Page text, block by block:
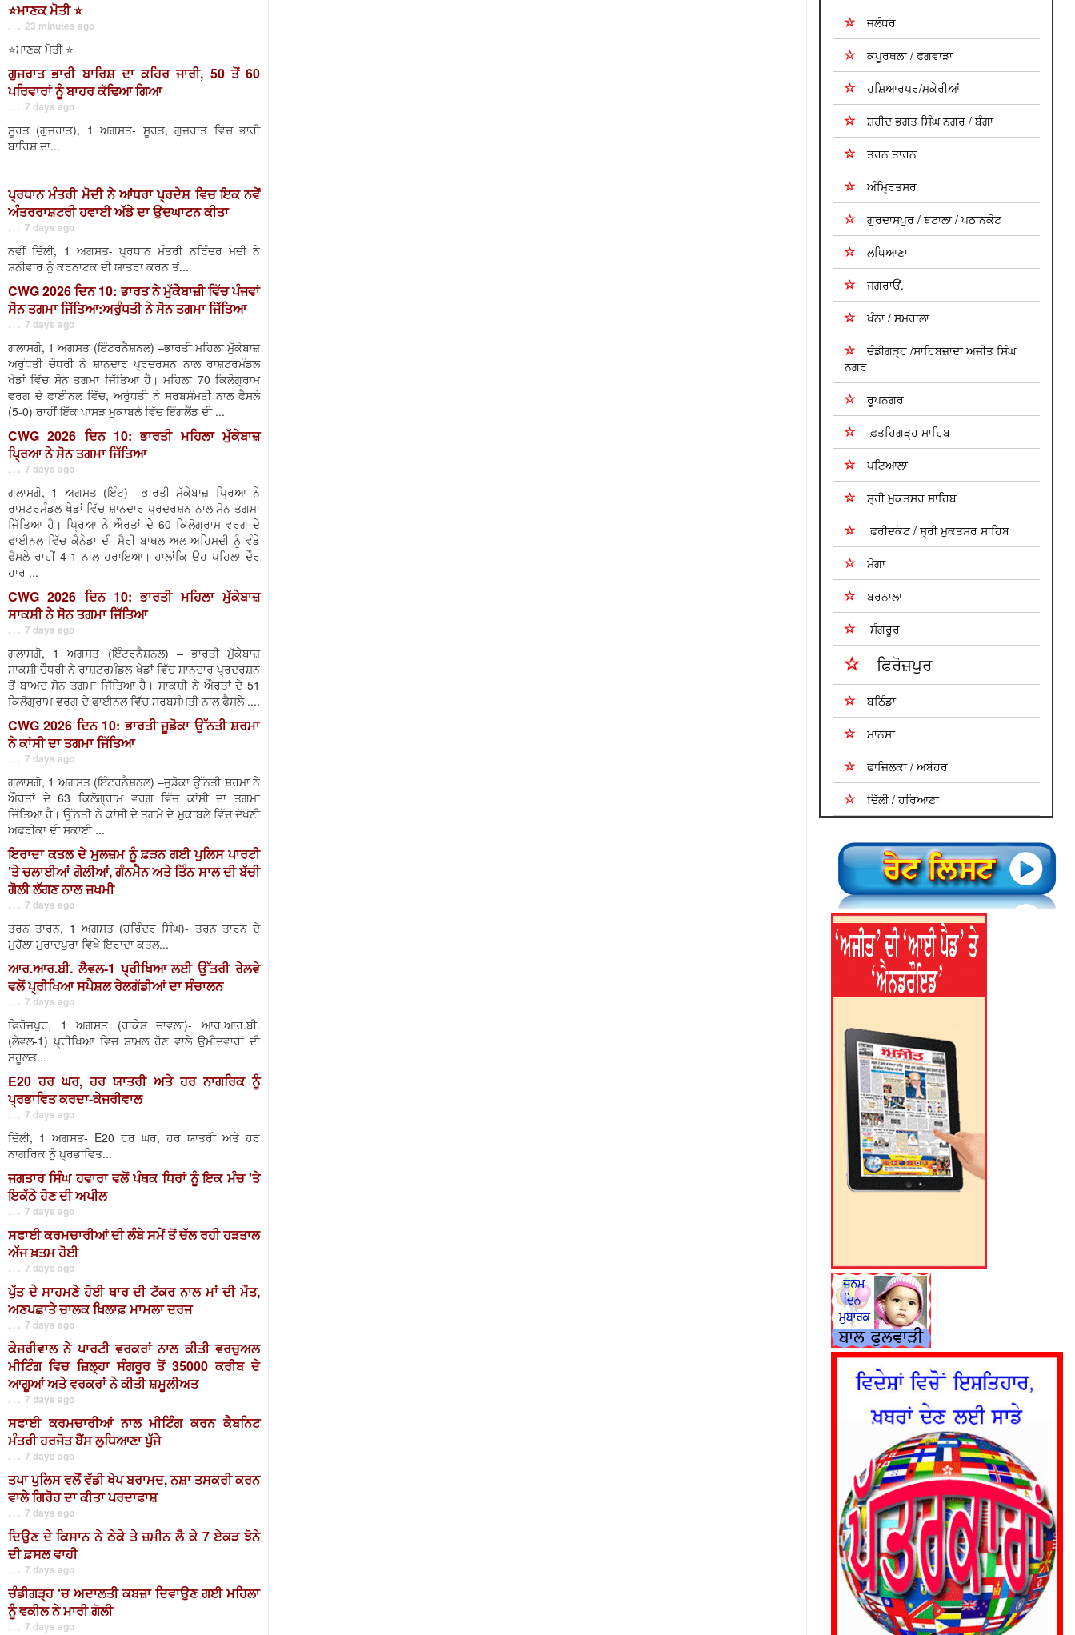
⭐️ਮਾਣਕ ਮੋਤੀ ⭐️
. . . 23 minutes ago
⭐️ਮਾਣਕ ਮੋਤੀ ⭐️
ਗੁਜਰਾਤ ਭਾਰੀ ਬਾਰਿਸ਼ ਦਾ ਕਹਿਰ ਜਾਰੀ, 50 ਤੋਂ 60
ਪਰਿਵਾਰਾਂ ਨੂੰ ਬਾਹਰ ਕੱਢਿਆ ਗਿਆ
. . . 7 days ago
ਸੂਰਤ (ਗੁਜਰਾਤ), 1 ਅਗਸਤ- ਸੂਰਤ, ਗੁਜਰਾਤ ਵਿਚ ਭਾਰੀ
ਬਾਰਿਸ਼ ਦਾ...
ਪ੍ਰਧਾਨ ਮੰਤਰੀ ਮੋਦੀ ਨੇ ਆਂਧਰਾ ਪ੍ਰਦੇਸ਼ ਵਿਚ ਇਕ ਨਵੇਂ
ਅੰਤਰਰਾਸ਼ਟਰੀ ਹਵਾਈ ਅੱਡੇ ਦਾ ਉਦਘਾਟਨ ਕੀਤਾ
. . . 7 days ago
ਨਵੀਂ ਦਿੱਲੀ, 1 ਅਗਸਤ- ਪ੍ਰਧਾਨ ਮੰਤਰੀ ਨਰਿੰਦਰ ਮੋਦੀ ਨੇ
ਸ਼ਨੀਵਾਰ ਨੂੰ ਕਰਨਾਟਕ ਦੀ ਯਾਤਰਾ ਕਰਨ ਤੋਂ...
CWG 2026 ਦਿਨ 10: ਭਾਰਤ ਨੇ ਮੁੱਕੇਬਾਜ਼ੀ ਵਿੱਚ ਪੰਜਵਾਂ
ਸੋਨ ਤਗਮਾ ਜਿੱਤਿਆ:ਅਰੁੰਧਤੀ ਨੇ ਸੋਨ ਤਗਮਾ ਜਿੱਤਿਆ
. . . 7 days ago
ਗਲਾਸਗੋ, 1 ਅਗਸਤ (ਇੰਟਰਨੈਸ਼ਨਲ) –ਭਾਰਤੀ ਮਹਿਲਾ ਮੁੱਕੇਬਾਜ਼
ਅਰੁੰਧਤੀ ਚੌਧਰੀ ਨੇ ਸ਼ਾਨਦਾਰ ਪ੍ਰਦਰਸ਼ਨ ਨਾਲ ਰਾਸ਼ਟਰਮੰਡਲ
ਖੇਡਾਂ ਵਿੱਚ ਸੋਨ ਤਗਮਾ ਜਿੱਤਿਆ ਹੈ। ਮਹਿਲਾ 70 ਕਿਲੋਗ੍ਰਾਮ
ਵਰਗ ਦੇ ਫਾਈਨਲ ਵਿੱਚ, ਅਰੁੰਧਤੀ ਨੇ ਸਰਬਸੰਮਤੀ ਨਾਲ ਫੈਸਲੇ
(5-0) ਰਾਹੀਂ ਇੱਕ ਪਾਸੜ ਮੁਕਾਬਲੇ ਵਿੱਚ ਇੰਗਲੈਂਡ ਦੀ ...
CWG 2026 ਦਿਨ 10: ਭਾਰਤੀ ਮਹਿਲਾ ਮੁੱਕੇਬਾਜ਼
ਪ੍ਰਿਆ ਨੇ ਸੋਨ ਤਗਮਾ ਜਿੱਤਿਆ
. . . 7 days ago
ਗਲਾਸਗੋ, 1 ਅਗਸਤ (ਇੰਟ) –ਭਾਰਤੀ ਮੁੱਕੇਬਾਜ਼ ਪ੍ਰਿਆ ਨੇ
ਰਾਸ਼ਟਰਮੰਡਲ ਖੇਡਾਂ ਵਿੱਚ ਸ਼ਾਨਦਾਰ ਪ੍ਰਦਰਸ਼ਨ ਨਾਲ ਸੋਨ ਤਗਮਾ
ਜਿੱਤਿਆ ਹੈ। ਪ੍ਰਿਆ ਨੇ ਔਰਤਾਂ ਦੇ 60 ਕਿਲੋਗ੍ਰਾਮ ਵਰਗ ਦੇ
ਫਾਈਨਲ ਵਿੱਚ ਕੈਨੇਡਾ ਦੀ ਮੈਰੀ ਬਾਥਲ ਅਲ-ਅਹਿਮਦੀ ਨੂੰ ਵੰਡੇ
ਫੈਸਲੇ ਰਾਹੀਂ 4-1 ਨਾਲ ਹਰਾਇਆ। ਹਾਲਾਂਕਿ ਉਹ ਪਹਿਲਾ ਦੌਰ
ਹਾਰ ...
CWG 2026 ਦਿਨ 10: ਭਾਰਤੀ ਮਹਿਲਾ ਮੁੱਕੇਬਾਜ਼
ਸਾਕਸ਼ੀ ਨੇ ਸੋਨ ਤਗਮਾ ਜਿੱਤਿਆ
. . . 7 days ago
ਗਲਾਸਗੋ, 1 ਅਗਸਤ (ਇੰਟਰਨੈਸ਼ਨਲ) – ਭਾਰਤੀ ਮੁੱਕੇਬਾਜ਼
ਸਾਕਸ਼ੀ ਚੌਧਰੀ ਨੇ ਰਾਸ਼ਟਰਮੰਡਲ ਖੇਡਾਂ ਵਿੱਚ ਸ਼ਾਨਦਾਰ ਪ੍ਰਦਰਸ਼ਨ
ਤੋਂ ਬਾਅਦ ਸੋਨ ਤਗਮਾ ਜਿੱਤਿਆ ਹੈ। ਸਾਕਸ਼ੀ ਨੇ ਔਰਤਾਂ ਦੇ 51
ਕਿਲੋਗ੍ਰਾਮ ਵਰਗ ਦੇ ਫਾਈਨਲ ਵਿੱਚ ਸਰਬਸੰਮਤੀ ਨਾਲ ਫੈਸਲੇ ....
CWG 2026 ਦਿਨ 10: ਭਾਰਤੀ ਜੂਡੋਕਾ ਉੱਨਤੀ ਸ਼ਰਮਾ
ਨੇ ਕਾਂਸੀ ਦਾ ਤਗਮਾ ਜਿੱਤਿਆ
. . . 7 days ago
ਗਲਾਸਗੋ, 1 ਅਗਸਤ (ਇੰਟਰਨੈਸ਼ਨਲ) –ਜੁਡੋਕਾ ਉੱਨਤੀ ਸ਼ਰਮਾ ਨੇ
ਔਰਤਾਂ ਦੇ 63 ਕਿਲੋਗ੍ਰਾਮ ਵਰਗ ਵਿੱਚ ਕਾਂਸੀ ਦਾ ਤਗਮਾ
ਜਿੱਤਿਆ ਹੈ। ਉੱਨਤੀ ਨੇ ਕਾਂਸੀ ਦੇ ਤਗਮੇ ਦੇ ਮੁਕਾਬਲੇ ਵਿੱਚ ਦੱਖਣੀ
ਅਫਰੀਕਾ ਦੀ ਸਕਾਈ ...
ਇਰਾਦਾ ਕਤਲ ਦੇ ਮੁਲਜ਼ਮ ਨੂੰ ਫ਼ੜਨ ਗਈ ਪੁਲਿਸ ਪਾਰਟੀ
’ਤੇ ਚਲਾਈਆਂ ਗੋਲੀਆਂ, ਗੰਨਮੈਨ ਅਤੇ ਤਿੰਨ ਸਾਲ ਦੀ ਬੱਚੀ
ਗੋਲੀ ਲੱਗਣ ਨਾਲ ਜ਼ਖਮੀ
. . . 7 days ago
ਤਰਨ ਤਾਰਨ, 1 ਅਗਸਤ (ਹਰਿੰਦਰ ਸਿੰਘ)- ਤਰਨ ਤਾਰਨ ਦੇ
ਮੁਹੱਲਾ ਮੁਰਾਦਪੁਰਾ ਵਿਖੇ ਇਰਾਦਾ ਕਤਲ...
ਆਰ.ਆਰ.ਬੀ. ਲੈਵਲ-1 ਪ੍ਰੀਖਿਆ ਲਈ ਉੱਤਰੀ ਰੇਲਵੇ
ਵਲੋਂ ਪ੍ਰੀਖਿਆ ਸਪੈਸ਼ਲ ਰੇਲਗੱਡੀਆਂ ਦਾ ਸੰਚਾਲਨ
. . . 7 days ago
ਫਿਰੋਜ਼ਪੁਰ, 1 ਅਗਸਤ (ਰਾਕੇਸ਼ ਚਾਵਲਾ)- ਆਰ.ਆਰ.ਬੀ.
(ਲੇਵਲ-1) ਪ੍ਰੀਖਿਆ ਵਿਚ ਸ਼ਾਮਲ ਹੋਣ ਵਾਲੇ ਉਮੀਦਵਾਰਾਂ ਦੀ
ਸਹੂਲਤ...
E20 ਹਰ ਘਰ, ਹਰ ਯਾਤਰੀ ਅਤੇ ਹਰ ਨਾਗਰਿਕ ਨੂੰ
ਪ੍ਰਭਾਵਿਤ ਕਰਦਾ-ਕੇਜਰੀਵਾਲ
. . . 7 days ago
ਦਿੱਲੀ, 1 ਅਗਸਤ- E20 ਹਰ ਘਰ, ਹਰ ਯਾਤਰੀ ਅਤੇ ਹਰ
ਨਾਗਰਿਕ ਨੂੰ ਪ੍ਰਭਾਵਿਤ...
ਜਗਤਾਰ ਸਿੰਘ ਹਵਾਰਾ ਵਲੋਂ ਪੰਥਕ ਧਿਰਾਂ ਨੂੰ ਇਕ ਮੰਚ 'ਤੇ
ਇਕੱਠੇ ਹੋਣ ਦੀ ਅਪੀਲ
. . . 7 days ago
ਸਫਾਈ ਕਰਮਚਾਰੀਆਂ ਦੀ ਲੰਬੇ ਸਮੇਂ ਤੋਂ ਚੱਲ ਰਹੀ ਹੜਤਾਲ
ਅੱਜ ਖ਼ਤਮ ਹੋਈ
. . . 7 days ago
ਪੁੱਤ ਦੇ ਸਾਹਮਣੇ ਹੋਈ ਥਾਰ ਦੀ ਟੱਕਰ ਨਾਲ ਮਾਂ ਦੀ ਮੌਤ,
ਅਣਪਛਾਤੇ ਚਾਲਕ ਖ਼ਿਲਾਫ਼ ਮਾਮਲਾ ਦਰਜ
. . . 7 days ago
ਕੇਜਰੀਵਾਲ ਨੇ ਪਾਰਟੀ ਵਰਕਰਾਂ ਨਾਲ ਕੀਤੀ ਵਰਚੁਅਲ
ਮੀਟਿੰਗ ਵਿਚ ਜ਼ਿਲ੍ਹਾ ਸੰਗਰੂਰ ਤੋਂ 35000 ਕਰੀਬ ਦੇ
ਆਗੂਆਂ ਅਤੇ ਵਰਕਰਾਂ ਨੇ ਕੀਤੀ ਸ਼ਮੂਲੀਅਤ
. . . 7 days ago
ਸਫਾਈ ਕਰਮਚਾਰੀਆਂ ਨਾਲ ਮੀਟਿੰਗ ਕਰਨ ਕੈਬਨਿਟ
ਮੰਤਰੀ ਹਰਜੋਤ ਬੈਂਸ ਲੁਧਿਆਣਾ ਪੁੱਜੇ
. . . 7 days ago
ਤਪਾ ਪੁਲਿਸ ਵਲੋਂ ਵੱਡੀ ਖੇਪ ਬਰਾਮਦ, ਨਸ਼ਾ ਤਸਕਰੀ ਕਰਨ
ਵਾਲੇ ਗਿਰੋਹ ਦਾ ਕੀਤਾ ਪਰਦਾਫਾਸ਼
. . . 7 days ago
ਦਿਉਣ ਦੇ ਕਿਸਾਨ ਨੇ ਠੇਕੇ ਤੇ ਜ਼ਮੀਨ ਲੈ ਕੇ 7 ਏਕੜ ਝੋਨੇ
ਦੀ ਫ਼ਸਲ ਵਾਹੀ
. . . 7 days ago
ਚੰਡੀਗੜ੍ਹ 'ਚ ਅਦਾਲਤੀ ਕਬਜ਼ਾ ਦਿਵਾਉਣ ਗਈ ਮਹਿਲਾ
ਨੂੰ ਵਕੀਲ ਨੇ ਮਾਰੀ ਗੋਲੀ
. . . 7 days ago
ਜਲੰਧਰ
ਕਪੂਰਥਲਾ / ਫਗਵਾੜਾ
ਹੁਸ਼ਿਆਰਪੁਰ/ਮੁਕੇਰੀਆਂ
ਸ਼ਹੀਦ ਭਗਤ ਸਿੰਘ ਨਗਰ / ਬੰਗਾ
ਤਰਨ ਤਾਰਨ
ਅੰਮ੍ਰਿਤਸਰ
ਗੁਰਦਾਸਪੁਰ / ਬਟਾਲਾ / ਪਠਾਨਕੋਟ
ਲੁਧਿਆਣਾ
ਜਗਰਾਓਂ.
ਖੰਨਾ / ਸਮਰਾਲਾ
ਚੰਡੀਗੜ੍ਹ /ਸਾਹਿਬਜ਼ਾਦਾ ਅਜੀਤ ਸਿੰਘ
ਨਗਰ
ਰੂਪਨਗਰ
ਫ਼ਤਹਿਗੜ੍ਹ ਸਾਹਿਬ
ਪਟਿਆਲਾ
ਸ੍ਰੀ ਮੁਕਤਸਰ ਸਾਹਿਬ
ਫਰੀਦਕੋਟ / ਸ੍ਰੀ ਮੁਕਤਸਰ ਸਾਹਿਬ
ਮੋਗਾ
ਬਰਨਾਲਾ
ਸੰਗਰੂਰ
ਫਿਰੋਜ਼ਪੁਰ
ਬਠਿੰਡਾ
ਮਾਨਸਾ
ਫਾਜ਼ਿਲਕਾ / ਅਬੋਹਰ
ਦਿੱਲੀ / ਹਰਿਆਣਾ